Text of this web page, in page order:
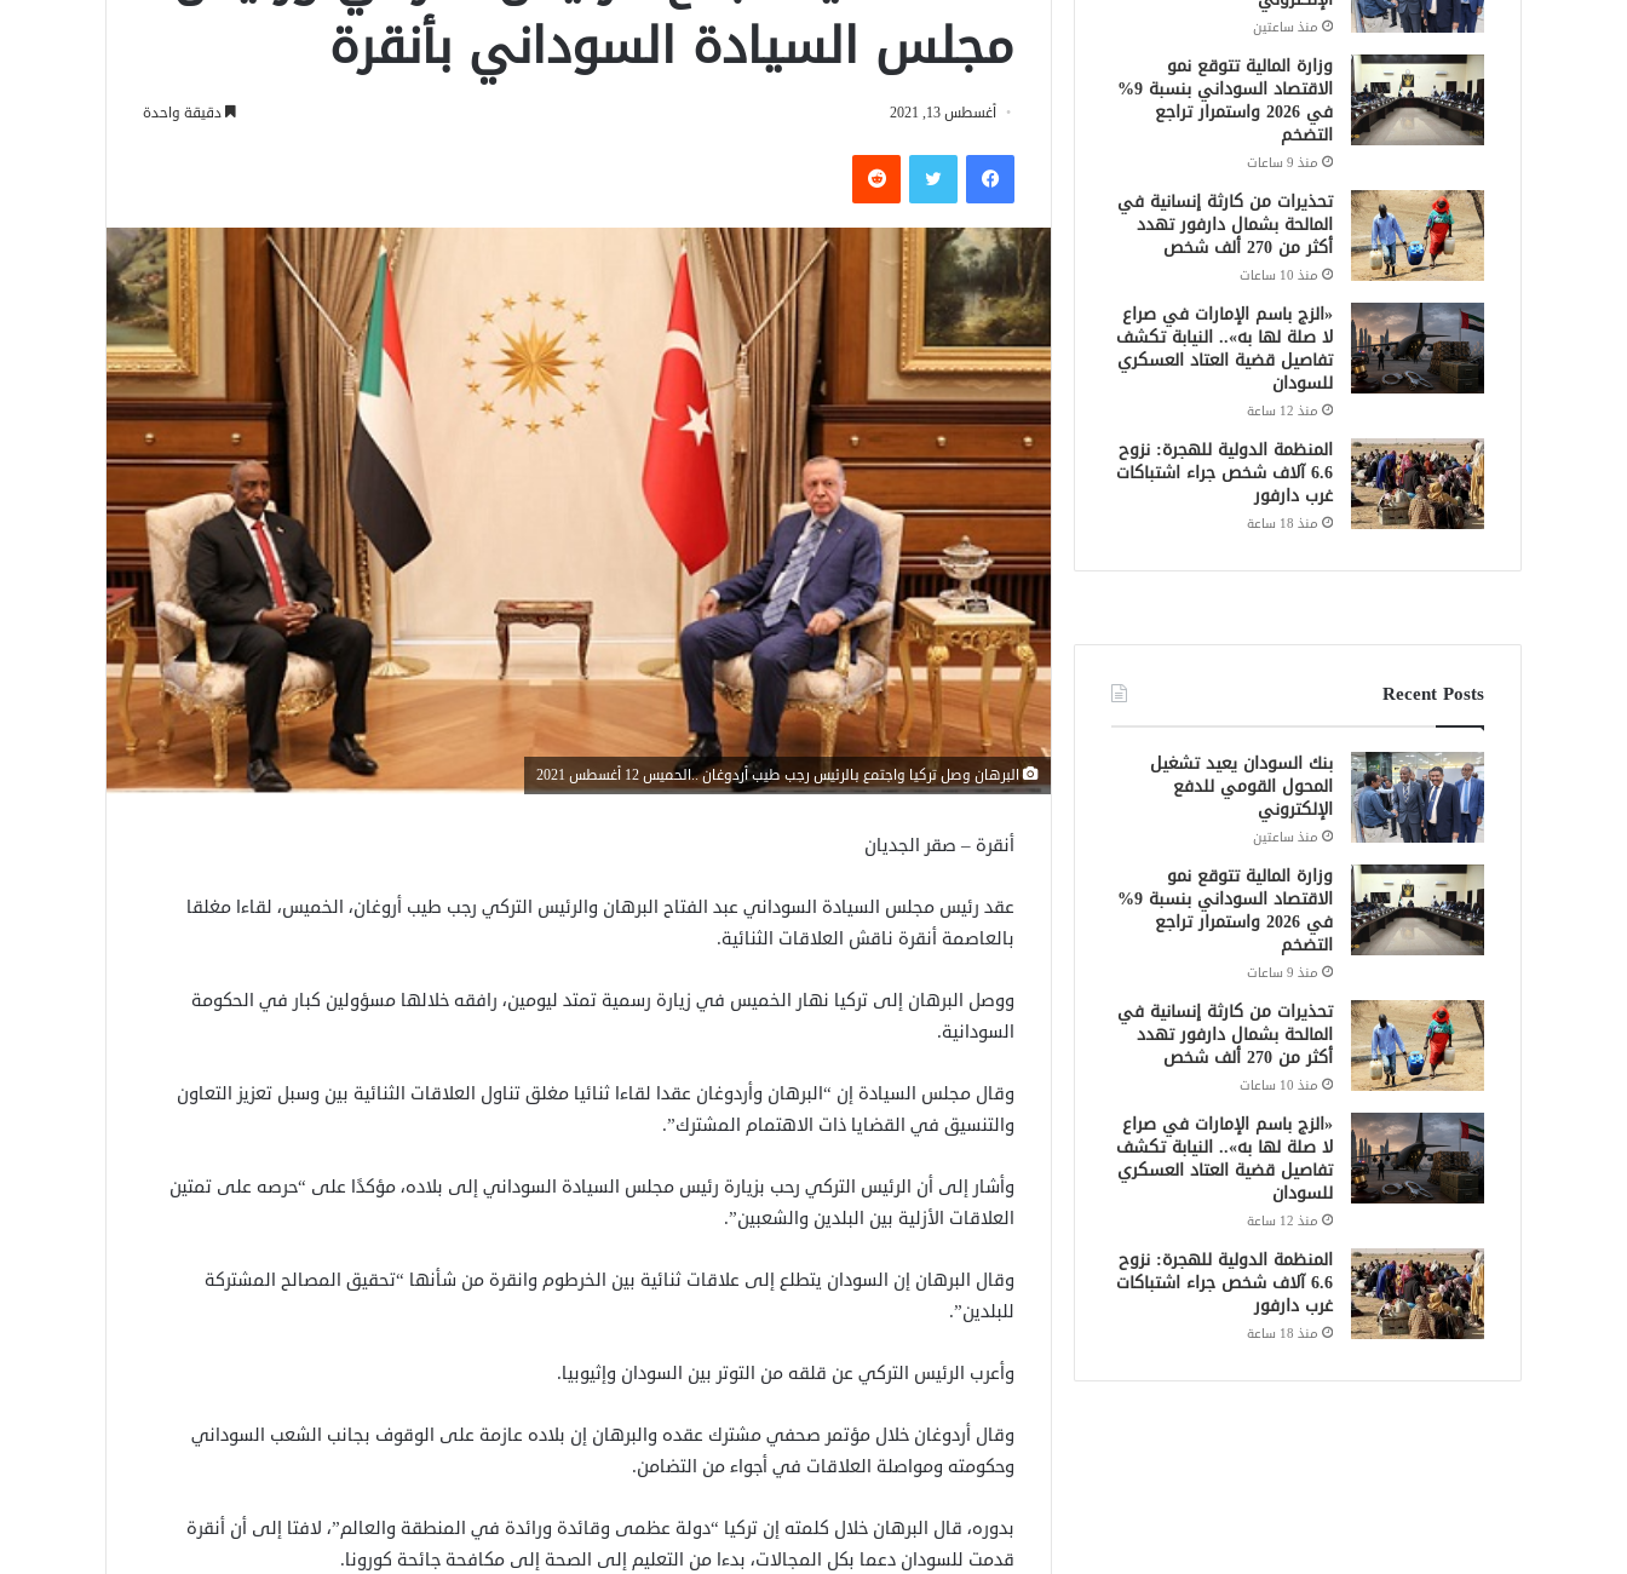
مجلس السيادة السوداني بأنقرة
أغسطس 13, 2021 دقيقة واحدة
فيسبوكتويتر
البرهان وصل تركيا واجتمع بالرئيس رجب طيب أردوغان ..الحميس 12 أغسطس 2021
أنقرة – صقر الجديان
عقد رئيس مجلس السيادة السوداني عبد الفتاح البرهان والرئيس التركي رجب طيب أروغان، الخميس، لقاءا مغلقا
بالعاصمة أنقرة ناقش العلاقات الثنائية.
ووصل البرهان إلى تركيا نهار الخميس في زيارة رسمية تمتد ليومين، رافقه خلالها مسؤولين كبار في الحكومة
السودانية.
وقال مجلس السيادة إن “البرهان وأردوغان عقدا لقاءا ثنائيا مغلق تناول العلاقات الثنائية بين وسبل تعزيز التعاون
والتنسيق في القضايا ذات الاهتمام المشترك”.
وأشار إلى أن الرئيس التركي رحب بزيارة رئيس مجلس السيادة السوداني إلى بلاده، مؤكدًا على “حرصه على تمتين
العلاقات الأزلية بين البلدين والشعبين”.
وقال البرهان إن السودان يتطلع إلى علاقات ثنائية بين الخرطوم وانقرة من شأنها “تحقيق المصالح المشتركة
للبلدين”.
وأعرب الرئيس التركي عن قلقه من التوتر بين السودان وإثيوبيا.
وقال أردوغان خلال مؤتمر صحفي مشترك عقده والبرهان إن بلاده عازمة على الوقوف بجانب الشعب السوداني
وحكومته ومواصلة العلاقات في أجواء من التضامن.
بدوره، قال البرهان خلال كلمته إن تركيا “دولة عظمى وقائدة ورائدة في المنطقة والعالم”، لافتا إلى أن أنقرة
قدمت للسودان دعما بكل المجالات، بدءا من التعليم إلى الصحة إلى مكافحة جائحة كورونا.
منذ ساعتين
وزارة المالية تتوقع نمو
الاقتصاد السوداني بنسبة 9%
في 2026 واستمرار تراجع
التضخم
منذ 9 ساعات
تحذيرات من كارثة إنسانية في
المالحة بشمال دارفور تهدد
أكثر من 270 ألف شخص
منذ 10 ساعات
«الزج باسم الإمارات في صراع
لا صلة لها به».. النيابة تكشف
تفاصيل قضية العتاد العسكري
للسودان
منذ 12 ساعة
المنظمة الدولية للهجرة: نزوح
6.6 آلاف شخص جراء اشتباكات
غرب دارفور
منذ 18 ساعة
Recent Posts
بنك السودان يعيد تشغيل
المحول القومي للدفع
الإلكتروني
منذ ساعتين
وزارة المالية تتوقع نمو
الاقتصاد السوداني بنسبة 9%
في 2026 واستمرار تراجع
التضخم
منذ 9 ساعات
تحذيرات من كارثة إنسانية في
المالحة بشمال دارفور تهدد
أكثر من 270 ألف شخص
منذ 10 ساعات
«الزج باسم الإمارات في صراع
لا صلة لها به».. النيابة تكشف
تفاصيل قضية العتاد العسكري
للسودان
منذ 12 ساعة
المنظمة الدولية للهجرة: نزوح
6.6 آلاف شخص جراء اشتباكات
غرب دارفور
منذ 18 ساعة